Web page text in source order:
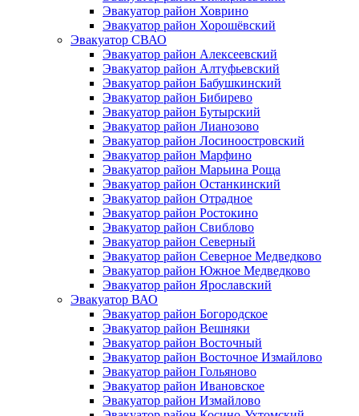
Эвакуатор район Ховрино
Эвакуатор район Хорошёвский
Эвакуатор СВАО
Эвакуатор район Алексеевский
Эвакуатор район Алтуфьевский
Эвакуатор район Бабушкинский
Эвакуатор район Бибирево
Эвакуатор район Бутырский
Эвакуатор район Лианозово
Эвакуатор район Лосиноостровский
Эвакуатор район Марфино
Эвакуатор район Марьина Роща
Эвакуатор район Останкинский
Эвакуатор район Отрадное
Эвакуатор район Ростокино
Эвакуатор район Свиблово
Эвакуатор район Северный
Эвакуатор район Северное Медведково
Эвакуатор район Южное Медведково
Эвакуатор район Ярославский
Эвакуатор ВАО
Эвакуатор район Богородское
Эвакуатор район Вешняки
Эвакуатор район Восточный
Эвакуатор район Восточное Измайлово
Эвакуатор район Гольяново
Эвакуатор район Ивановское
Эвакуатор район Измайлово